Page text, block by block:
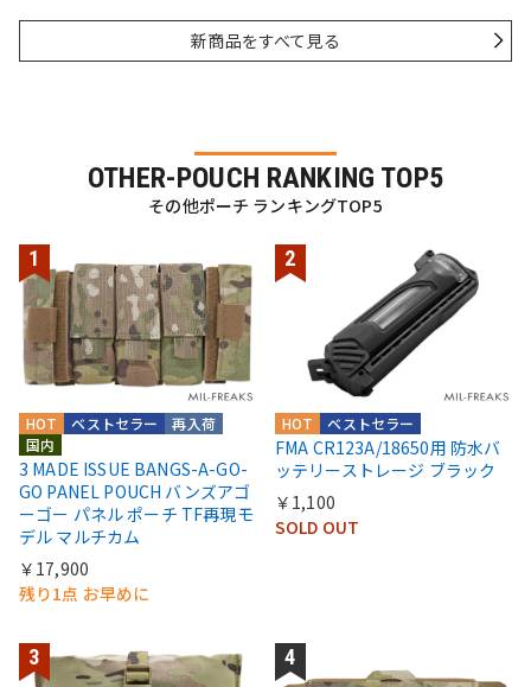
新商品をすべて見る
OTHER-POUCH RANKING TOP5
その他ポーチ ランキングTOP5
国内
再入荷
ベストセラー
HOT
3 MADE ISSUE BANGS-A-GO-
GO PANEL POUCH バンズアゴ
ーゴー パネル ポーチ TF再現モ
デル マルチカム
￥17,900
残り1点 お早めに
ベストセラー
HOT
FMA CR123A/18650用 防水バ
ッテリーストレージ ブラック
￥1,100
SOLD OUT